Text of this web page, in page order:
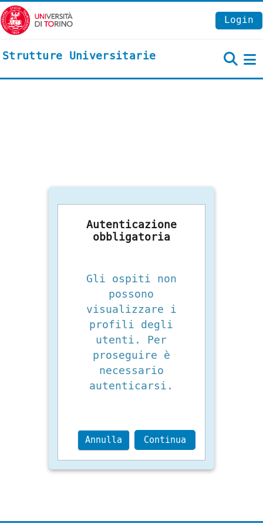
Vai al contenuto principale
Login
Strutture Universitarie
Autenticazione
obbligatoria
Gli ospiti non
possono
visualizzare i
profili degli
utenti. Per
proseguire è
necessario
autenticarsi.
Annulla Continua